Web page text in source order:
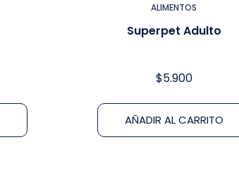
ALIMENTOS
Superpet Adulto
$5.900
AÑADIR AL CARRITO